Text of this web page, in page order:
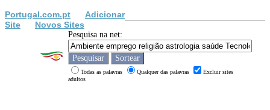
Portugal.com.pt
Adicionar
Site
Novos Sites
Pesquisa na net:
Todas as palavras Qualquer das palavras
Excluir sites
adultos